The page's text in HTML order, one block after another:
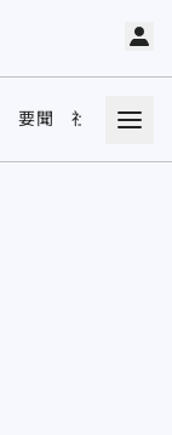
要聞 社會 娛樂